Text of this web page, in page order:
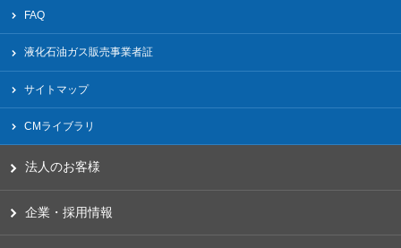
FAQ
液化⽯油ガス販売事業者証
サイトマップ
CMライブラリ
法人のお客様
企業・採用情報